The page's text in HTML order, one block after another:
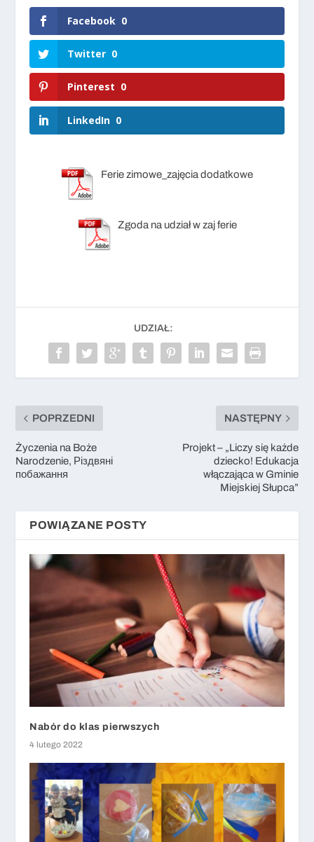
Facebook 0
Twitter 0
Pinterest 0
LinkedIn 0
Ferie zimowe_zajęcia dodatkowe
Zgoda na udział w zaj ferie
UDZIAŁ:
POPRZEDNI
Życzenia na Boże
Narodzenie, Різдвяні
побажання
NASTĘPNY
Projekt – „Liczy się każde
dziecko! Edukacja
włączająca w Gminie
Miejskiej Słupca”
POWIĄZANE POSTY
Nabór do klas pierwszych
4 lutego 2022